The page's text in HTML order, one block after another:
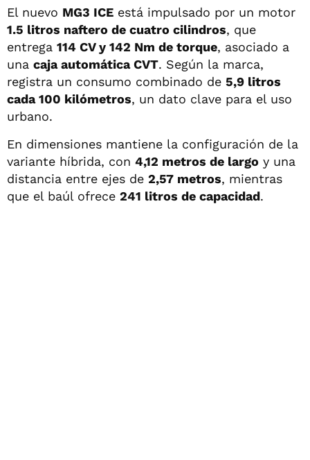
El nuevo MG3 ICE está impulsado por un motor
1.5 litros naftero de cuatro cilindros, que
entrega 114 CV y 142 Nm de torque, asociado a
una caja automática CVT. Según la marca,
registra un consumo combinado de 5,9 litros
cada 100 kilómetros, un dato clave para el uso
urbano.
En dimensiones mantiene la configuración de la
variante híbrida, con 4,12 metros de largo y una
distancia entre ejes de 2,57 metros, mientras
que el baúl ofrece 241 litros de capacidad.